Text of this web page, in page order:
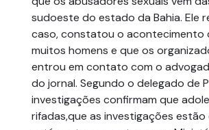
sudoeste do estado da Bahia. Ele
caso, constatou o acontecimento
muitos homens e que os
entrou em contato com o
do jornal. Segundo o delegado de
investigações confirmam que
rifadas,que as investigações